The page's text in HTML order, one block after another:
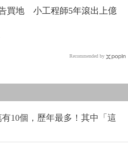
買地 小工程師5年滾出上億
Recommended by
10個，歷年最多！其中「這